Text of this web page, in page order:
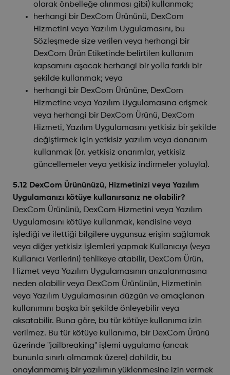
olarak önbelleğe alınması gibi) kullanmak;
herhangi bir DexCom Ürününü, DexCom
Hizmetini veya Yazılım Uygulamasını, bu
Sözleşmede size verilen veya herhangi bir
DexCom Ürün Etiketinde belirtilen kullanım
kapsamını aşacak herhangi bir yolla farklı bir
şekilde kullanmak; veya
herhangi bir DexCom Ürününe, DexCom
Hizmetine veya Yazılım Uygulamasına erişmek
veya herhangi bir DexCom Ürünü, DexCom
Hizmeti, Yazılım Uygulamasını yetkisiz bir şekilde
değiştirmek için yetkisiz yazılım veya donanım
kullanmak (ör. yetkisiz onarımlar, yetkisiz
güncellemeler veya yetkisiz indirmeler yoluyla).
5.12 DexCom Ürününüzü, Hizmetinizi veya Yazılım
Uygulamanızı kötüye kullanırsanız ne olabilir?
DexCom Ürününü, DexCom Hizmetini veya Yazılım
Uygulamasını kötüye kullanmak, kendisine veya
işlediği ve ilettiği bilgilere uygunsuz erişim sağlamak
veya diğer yetkisiz işlemleri yapmak Kullanıcıyı (veya
Kullanıcı Verilerini) tehlikeye atabilir, DexCom Ürün,
Hizmet veya Yazılım Uygulamasının arızalanmasına
neden olabilir veya DexCom Ürününün, Hizmetinin
veya Yazılım Uygulamasının düzgün ve amaçlanan
kullanımını başka bir şekilde önleyebilir veya
aksatabilir. Buna göre, bu tür kötüye kullanıma izin
verilmez. Bu tür kötüye kullanıma, bir DexCom Ürünü
üzerinde "jailbreaking" işlemi uygulama (ancak
bununla sınırlı olmamak üzere) dahildir, bu
onaylanmamış bir yazılımın yüklenmesine izin vermek